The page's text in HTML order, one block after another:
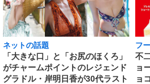
ネットの話題
「大きな口」と「お尻のほくろ」
がチャームポイントのレジェンド
グラドル・岸明日香が30代ラスト
フ
不
ョ
ョ